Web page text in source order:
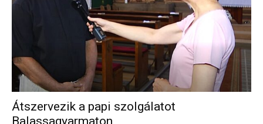
Átszervezik a papi szolgálatot
Balassagyarmaton